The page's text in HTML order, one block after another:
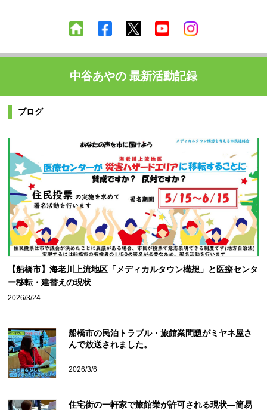
中谷あやの 最新活動記録
ブログ
【船橋市】海老川上流地区「メディカルタウン構想」と医療センタ
ー移転・建替えの現状
2026/3/24
船橋市の民泊トラブル・旅館業問題がミヤネ屋さ
んで放送されました。
2026/3/6
住宅街の一軒家で旅館業が許可される現状―簡易